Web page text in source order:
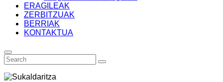
ERAGILEAK
ZERBITZUAK
BERRIAK
KONTAKTUA